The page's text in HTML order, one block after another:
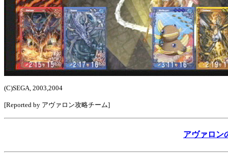
(C)SEGA, 2003,2004
[Reported by アヴァロン攻略チーム]
アヴァロン